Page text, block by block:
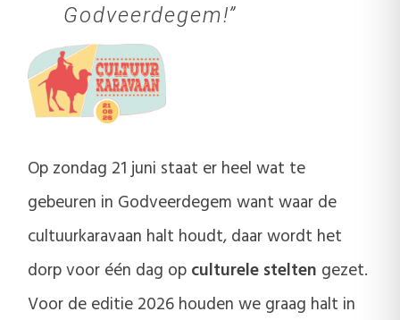
Godveerdegem!
Op zondag 21 juni staat er heel wat te
gebeuren in Godveerdegem want waar de
cultuurkaravaan halt houdt, daar wordt het
dorp voor één dag op culturele stelten gezet.
Voor de editie 2026 houden we graag halt in